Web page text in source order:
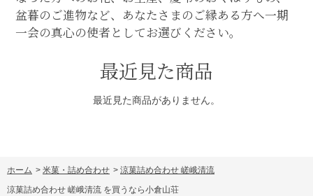
盆暮のご進物など、あなたさまのご縁ある方へ一期
一会の真心の使者としてお選びください。
最近見た商品
最近見た商品がありません。
ホーム > 米菓・詰め合わせ > 涼菓詰め合わせ 嵯峨清流
涼菓詰め合わせ 嵯峨清流 を買うなら小倉山荘